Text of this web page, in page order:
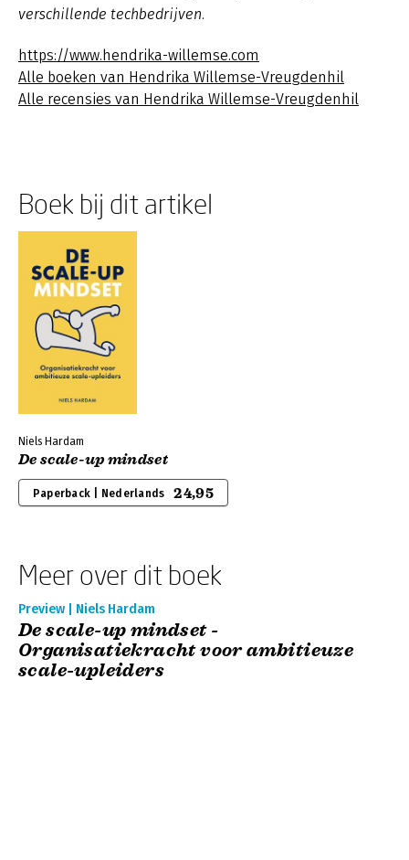
verschillende techbedrijven.
https://www.hendrika-willemse.com
Alle boeken van Hendrika Willemse-Vreugdenhil
Alle recensies van Hendrika Willemse-Vreugdenhil
Boek bij dit artikel
Niels Hardam
De scale-up mindset
Paperback | Nederlands 24,95
Meer over dit boek
Preview | Niels Hardam
De scale-up mindset -
Organisatiekracht voor ambitieuze
scale-upleiders